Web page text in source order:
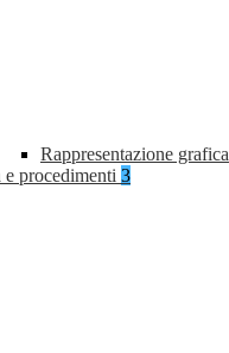
Rappresentazione grafica
procedimenti 3